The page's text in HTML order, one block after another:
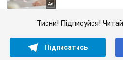
Тисни! Підписуйся!
Підписатись